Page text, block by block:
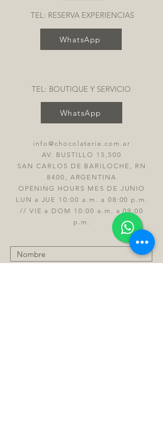
TEL: RESERVA EXPERIENCIAS
WhatsApp
TEL: BOUTIQUE Y SERVICIO
WhatsApp
info@chocolaterie.com.ar
AV. BUSTILLO 15,500
SAN CARLOS DE BARILOCHE, RN
8400, ARGENTINA
OPENING HOURS MES DE JUNIO
LUN a JUE 10:00 a.m. a 08:00 p.m.
// VIE a DOM 10:00 a.m. a 09:00
p.m.